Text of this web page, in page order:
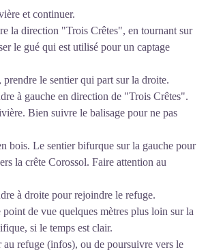
et continuer.
la direction "Trois Crêtes", en tournant sur
le gué qui est utilisé pour un captage
le sentier qui part sur la droite.
à gauche en direction de "Trois Crêtes".
Bien suivre le balisage pour ne pas
bois. Le sentier bifurque sur la gauche pour
la crête Corossol. Faire attention au
à droite pour rejoindre le refuge.
de vue quelques mètres plus loin sur la
si le temps est clair.
au refuge (infos), ou de poursuivre vers le